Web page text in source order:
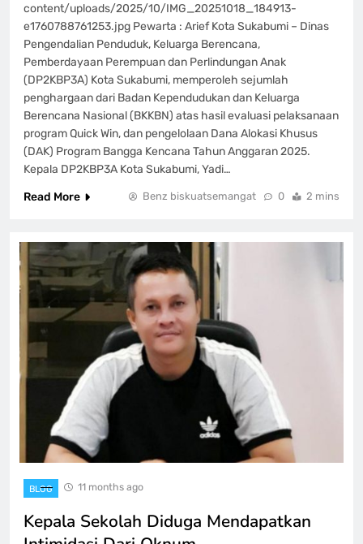
content/uploads/2025/10/IMG_20251018_184913-
e1760788761253.jpg Pewarta : Arief Kota Sukabumi – Dinas
Pengendalian Penduduk, Keluarga Berencana,
Pemberdayaan Perempuan dan Perlindungan Anak
(DP2KBP3A) Kota Sukabumi, memperoleh sejumlah
penghargaan dari Badan Kependudukan dan Keluarga
Berencana Nasional (BKKBN) atas hasil evaluasi pelaksanaan
program Quick Win, dan pengelolaan Dana Alokasi Khusus
(DAK) Program Bangga Kencana Tahun Anggaran 2025.
Kepala DP2KBP3A Kota Sukabumi, Yadi…
Read More
Benz biskuatsemangat 0 2 mins
BLOG 11 months ago
Kepala Sekolah Diduga Mendapatkan